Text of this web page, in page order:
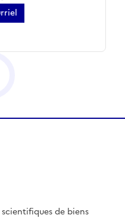
de biens